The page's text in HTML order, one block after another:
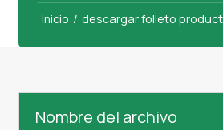
Inicio / descargar folleto
Nombre del archivo